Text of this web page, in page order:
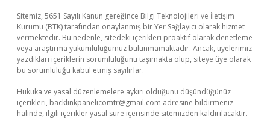
Sitemiz, 5651 Sayılı Kanun gereğince Bilgi Teknolojileri ve İletişim
Kurumu (BTK) tarafından onaylanmış bir Yer Sağlayıcı olarak hizmet
vermektedir. Bu nedenle, sitedeki içerikleri proaktif olarak denetleme
veya araştırma yükümlülüğümüz bulunmamaktadır. Ancak, üyelerimiz
yazdıkları içeriklerin sorumluluğunu taşımakta olup, siteye üye olarak
bu sorumluluğu kabul etmiş sayılırlar.
Hukuka ve yasal düzenlemelere aykırı olduğunu düşündüğünüz
içerikleri, backlinkpanelicomtr@gmail.com adresine bildirmeniz
halinde, ilgili içerikler yasal süre içerisinde sitemizden kaldırılacaktır.